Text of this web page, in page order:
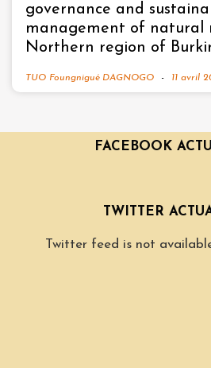
governance and
management of natural
Northern region of
TUO Foungnigué DAGNOGO 11 avril
FACEBOOK
TWITTER
Twitter feed is not